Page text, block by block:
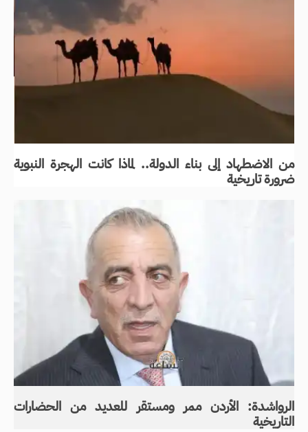
من الاضطهاد إلى بناء الدولة.. لماذا كانت الهجرة النبوية
ضرورة تاريخية
الرواشدة: الأردن ممر ومستقر للعديد من الحضارات
التاريخية